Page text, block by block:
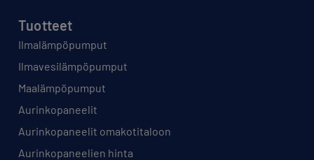
Tuotteet
Ilmalämpöpumput
Ilmavesilämpöpumput
Maalämpöpumput
Aurinkopaneelit
Aurinkopaneelit omakotitaloon
Aurinkopaneelien hinta